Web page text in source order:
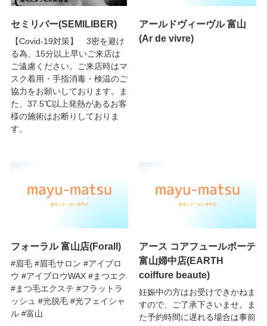
セミリバー(SEMILIBER)
【Covid-19対策】 3密を避け
る為、15分以上早いご来店は
ご遠慮ください。ご来店時はマ
スク着用・手指消毒・検温のご
協力をお願いしております。ま
た、37.5℃以上発熱があるお客
様の施術はお断りしておりま
す。
アールドヴィーヴル 富山
(Ar de vivre)
フォーラル 富山店(Forall)
#眉毛 #眉毛サロン #アイブロ
ウ #アイブロウWAX #まつエク
#まつ毛エクステ #フラットラ
ッシュ #光脱毛 #光フェイシャ
ル #富山
アース コアフュールボーテ
富山婦中店(EARTH
coiffure beaute)
妊娠中の方はお受けできかねま
すので、ご了承下さいませ。ま
た予約時間に遅れる場合は事前